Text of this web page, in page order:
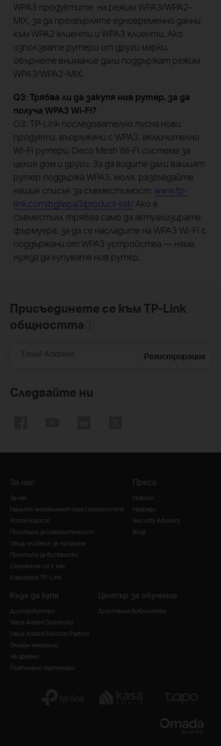
WPA3 продуктите на режим WPA3/WPA2-
MIX, за да прехвърляте едновременно данни
към WPA2 клиенти и WPA3 клиенти. Ако
използвате рутери от други марки,
обърнете внимание дали поддържат режим
WPA3/WPA2-MIX.
Q3: Трябва ли да закупя нов рутер, за да
получа WPA3 Wi-Fi?
О3: TP-Link последователно пусна нови
продукти, въоръжени с WPA3, включително
Wi-Fi рутери, Deco Mesh Wi-Fi система за
целия дом и други. За да видите дали вашият
рутер поддържа WPA3, моля, разгледайте
нашия списък за съвместимост: www.tp-
link.com/bg/wpa3/product-list/Ако е
съвместим, трябва само да актуализирате
фърмуера, за да се насладите на WPA3 Wi-Fi с
поддържани от WPA3 устройства — няма
нужда да купувате нов рутер.
Присъединете се към TP-Link
общността
Email Address Регистрирация
Следвайте ни
За нас
За нас
Нашият ангажимент към сигурността
Устойчивост
Политика за поверителност
Общи условия за ползване
Политика за бисквитки
Свържете се с нас
Кариера в TP-Link
Преса
Новини
Награди
Security Advisory
Blog
Къде да купя
Дистрибутори
Value Added Distributor
Value Added Solution Partner
Онлайн магазини
На дребно
Платинени партньори
Център за обучение
Дигитална библиотека